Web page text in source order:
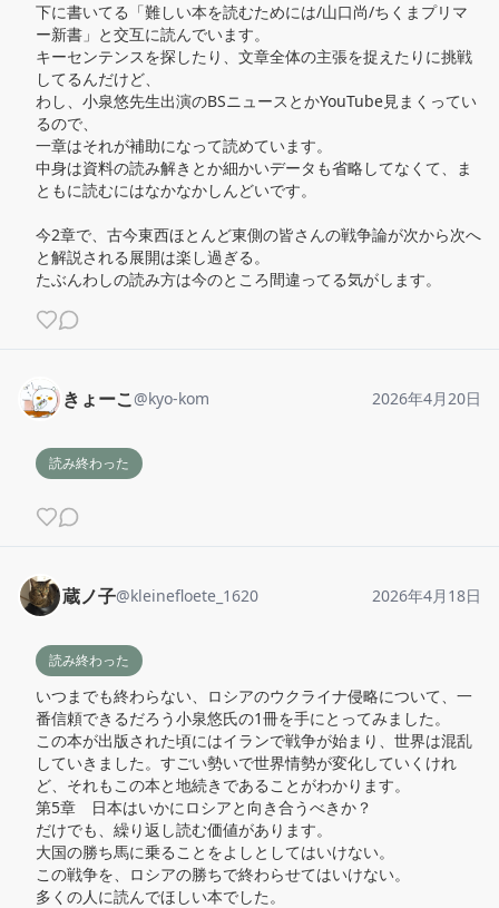
下に書いてる「難しい本を読むためには/山口尚/ちくまプリマ
ー新書」と交互に読んでいます。
キーセンテンスを探したり、文章全体の主張を捉えたりに挑戦
してるんだけど、
わし、小泉悠先生出演のBSニュースとかYouTube見まくってい
るので、
一章はそれが補助になって読めています。
中身は資料の読み解きとか細かいデータも省略してなくて、ま
ともに読むにはなかなかしんどいです。
今2章で、古今東西ほとんど東側の皆さんの戦争論が次から次へ
と解説される展開は楽し過ぎる。
たぶんわしの読み方は今のところ間違ってる気がします。
きょーこ@kyo-kom 2026年4月20日
読み終わった
蔵ノ子@kleinefloete_1620 2026年4月18日
読み終わった
いつまでも終わらない、ロシアのウクライナ侵略について、一
番信頼できるだろう小泉悠氏の1冊を手にとってみました。
この本が出版された頃にはイランで戦争が始まり、世界は混乱
していきました。すごい勢いで世界情勢が変化していくけれ
ど、それもこの本と地続きであることがわかります。
第5章　日本はいかにロシアと向き合うべきか？
だけでも、繰り返し読む価値があります。
大国の勝ち馬に乗ることをよしとしてはいけない。
この戦争を、ロシアの勝ちで終わらせてはいけない。
多くの人に読んでほしい本でした。